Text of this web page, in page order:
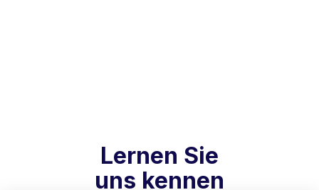
Lernen Sie
uns kennen